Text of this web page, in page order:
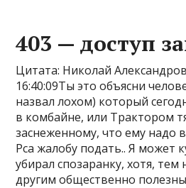
403 — доступ
Цитата: Николай
16:40:09Ты это объясни
назвал лохом) который
в комбайне, или Трактором
заснеженному, что ему надо
Рса жалобу подать.. Я может
убирал спозаранку, хотя, тем
другим общественно